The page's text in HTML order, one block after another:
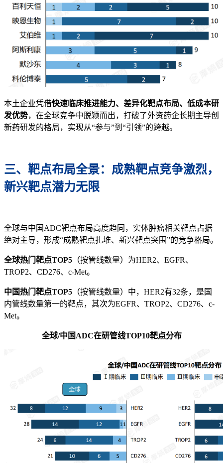
本土企业凭借快速临床推进能力、差异化靶点布局、低成本研
发优势，在全球竞争中脱颖而出，打破了外资药企长期主导创
新药研发的格局，实现从“参与”到“引领”的跨越。
三、靶点布局全景：成熟靶点竞争激烈，
新兴靶点潜力无限
全球与中国ADC靶点布局高度趋同，实体肿瘤相关靶点占据
绝对主导，形成“成熟靶点扎堆、新兴靶点突围”的竞争格局。
全球热门靶点TOP5 （按管线数量）为HER2、EGFR、
TROP2、CD276、c-Met。
中国热门靶点TOP5 （按管线数量）中，HER2有32条，是国
内管线数量第一的靶点，其次为EGFR、TROP2、CD276、c-
Met。
全球/中国ADC在研管线TOP10靶点分布